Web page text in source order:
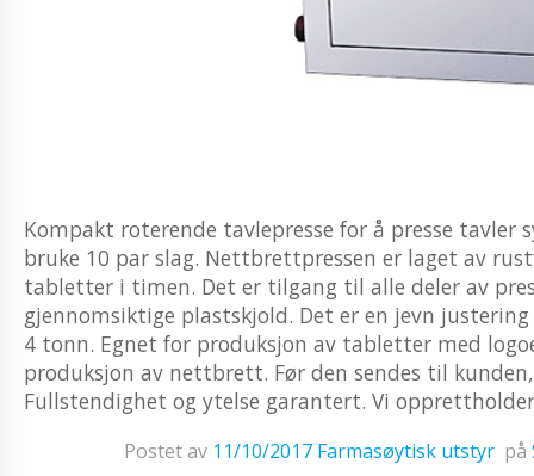
Kompakt roterende tavlepresse for å presse
bruke 10 par slag. Nettbrettpressen er laget av
tabletter i timen. Det er tilgang til alle deler av
gjennomsiktige plastskjold. Det er en jevn
4 tonn. Egnet for produksjon av tabletter med
produksjon av nettbrett. Før den sendes til
Fullstendighet og ytelse garantert. Vi
Postet av 11/10/2017 Farmasøytisk utstyr på